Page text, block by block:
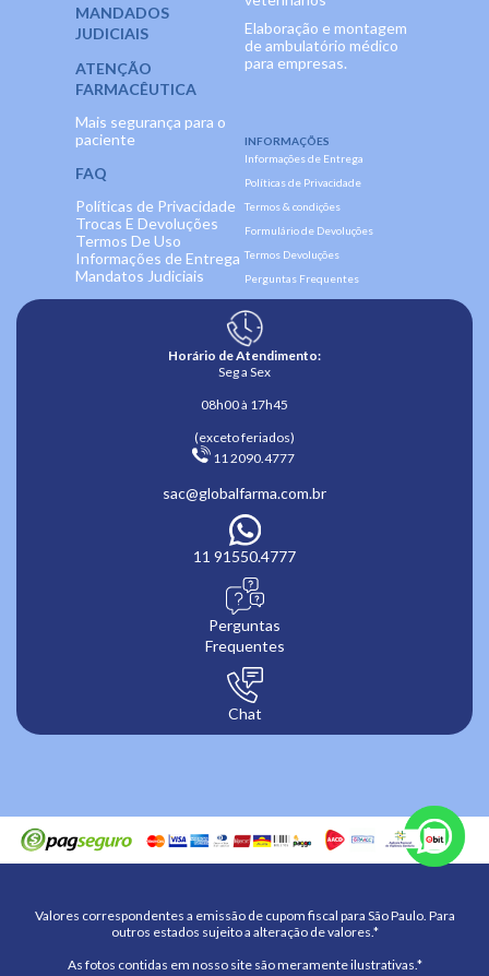
MANDADOS
JUDICIAIS
ATENÇÃO
FARMACÊUTICA
Mais segurança para o
paciente
FAQ
Políticas de Privacidade
Trocas E Devoluções
Termos De Uso
Informações de Entrega
Mandatos Judiciais
Elaboração e montagem
de ambulatório médico
para empresas.
INFORMAÇÕES
Informações de Entrega
Políticas de Privacidade
Termos & condições
Formulário de Devoluções
Termos Devoluções
Perguntas Frequentes
Horário de Atendimento:
Seg a Sex
08h00 à 17h45
(exceto feriados)
11 2090.4777
sac@globalfarma.com.br
11 91550.4777
Perguntas
Frequentes
Chat
Valores correspondentes a emissão de cupom fiscal para São Paulo. Para
outros estados sujeito a alteração de valores.*
As fotos contidas em nosso site são meramente ilustrativas.*